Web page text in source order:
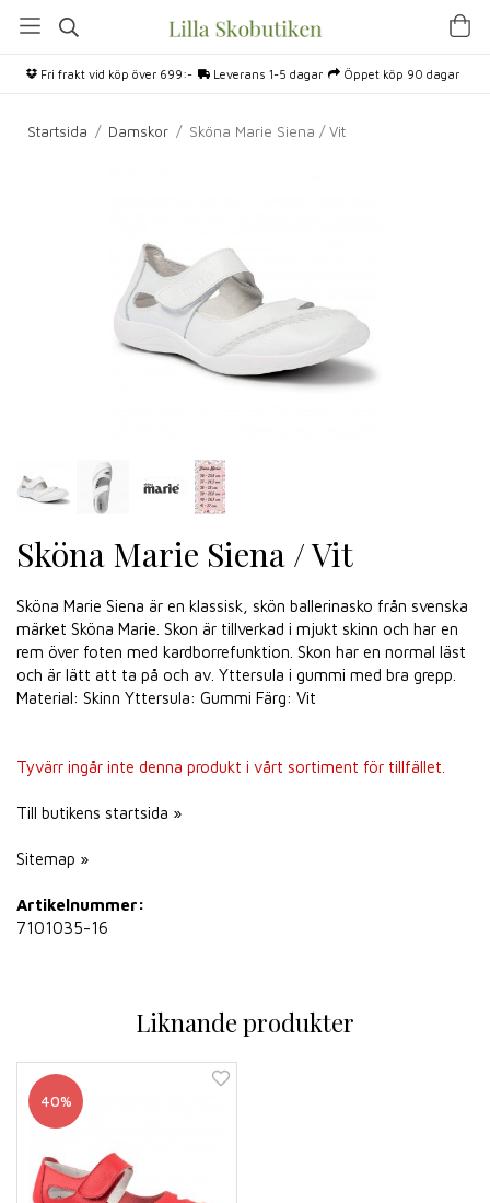
Fri frakt vid köp över 699:- Leverans 1-5 dagar Öppet köp 90 dagar
Startsida / Damskor / Sköna Marie Siena / Vit
Sköna Marie Siena / Vit
Sköna Marie Siena är en klassisk, skön ballerinasko från svenska
märket Sköna Marie. Skon är tillverkad i mjukt skinn och har en
rem över foten med kardborrefunktion. Skon har en normal läst
och är lätt att ta på och av. Yttersula i gummi med bra grepp.
Material: Skinn Yttersula: Gummi Färg: Vit
Tyvärr ingår inte denna produkt i vårt sortiment för tillfället.
Till butikens startsida »
Sitemap »
Artikelnummer:
7101035-16
Liknande produkter
40%